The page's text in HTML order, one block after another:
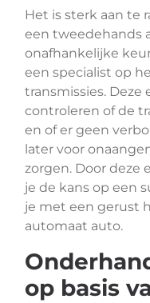
Het is sterk aan te
een tweedehands
onafhankelijke
een specialist op
transmissies.
controleren of de
en of er geen
later voor
zorgen. Door deze
je de kans op een
je met een gerust
automaat auto.
op basis